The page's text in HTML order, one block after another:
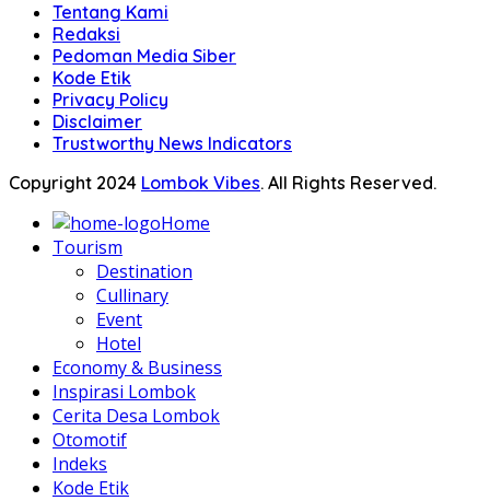
Tentang Kami
Redaksi
Pedoman Media Siber
Kode Etik
Privacy Policy
Disclaimer
Trustworthy News Indicators
Copyright 2024 Lombok Vibes. All Rights Reserved.
Home
Tourism
Destination
Cullinary
Event
Hotel
Economy & Business
Inspirasi Lombok
Cerita Desa Lombok
Otomotif
Indeks
Kode Etik